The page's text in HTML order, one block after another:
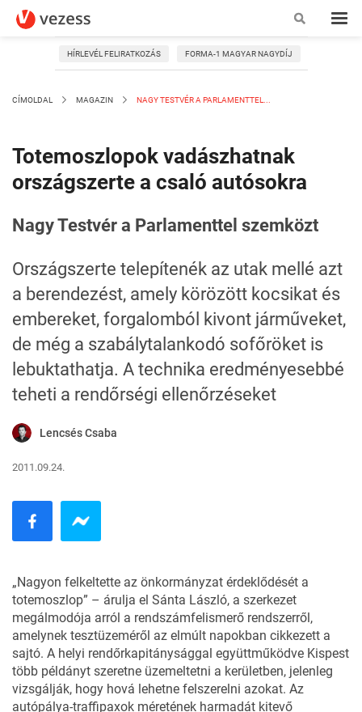
HÍRLEVÉL FELIRATKOZÁS FORMA-1 MAGYAR NAGYDÍJ
CÍMOLDAL MAGAZIN NAGY TESTVÉR A PARLAMENTTEL...
Totemoszlopok vadászhatnak
országszerte a csaló autósokra
Nagy Testvér a Parlamenttel szemközt
Országszerte telepítenék az utak mellé azt
a berendezést, amely körözött kocsikat és
embereket, forgalomból kivont járműveket,
de még a szabálytalankodó sofőröket is
lebuktathatja. A technika eredményesebbé
teheti a rendőrségi ellenőrzéseket
Lencsés Csaba
2011.09.24.
„Nagyon felkeltette az önkormányzat érdeklődését a
totemoszlop” – árulja el Sánta László, a szerkezet
megálmodója arról a rendszámfelismerő rendszerről,
amelynek tesztüzeméről az elmúlt napokban cikkezett a
sajtó. A helyi rendőrkapitánysággal együttműködve Kispest
több példányt szeretne üzemeltetni a kerületben, jelenleg
vizsgálják, hogy hová lehetne felszerelni azokat. Az
autópálya-traffipaxok méretének harmadát kitevő